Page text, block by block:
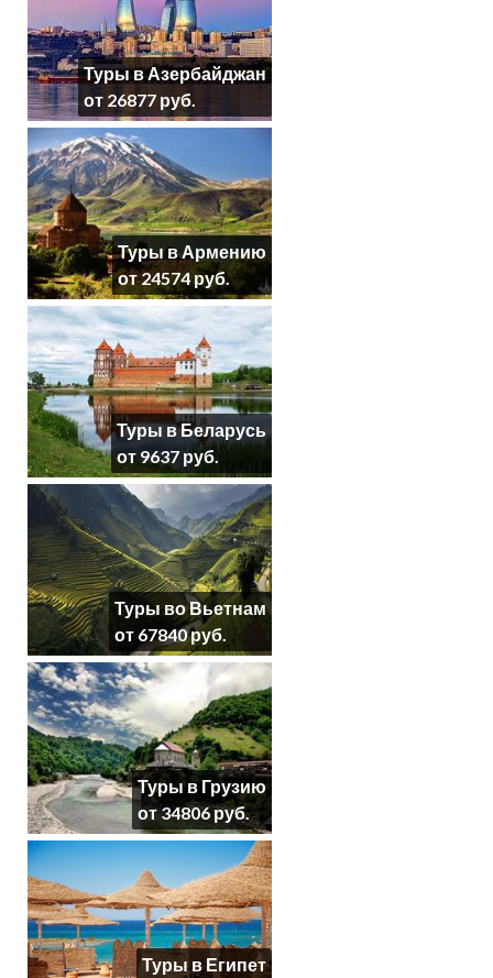
Туры в Азербайджан
от 26877 руб.
Туры в Армению
от 24574 руб.
Туры в Беларусь
от 9637 руб.
Туры во Вьетнам
от 67840 руб.
Туры в Грузию
от 34806 руб.
Туры в Египет